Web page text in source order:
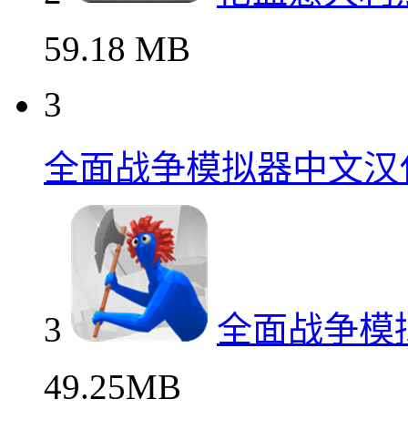
59.18 MB
3
全面战争模拟器中文
3
全面战争模
49.25MB